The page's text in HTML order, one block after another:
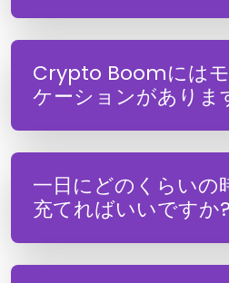
Crypto Boomには
ケーションがありま
一日にどのくらいの
充てればいいですか?